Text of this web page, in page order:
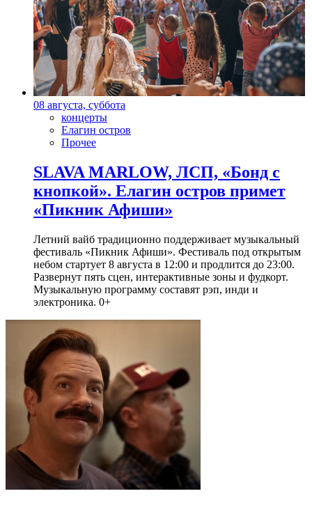
08 августа, суббота
концерты
Елагин остров
Прочее
SLAVA MARLOW, ЛСП, «Бонд с
кнопкой». Елагин остров примет
«Пикник Афиши»
Летний вайб традиционно поддерживает музыкальный
фестиваль «Пикник Афиши». Фестиваль под открытым
небом стартует 8 августа в 12:00 и продлится до 23:00.
Развернут пять сцен, интерактивные зоны и фудкорт.
Музыкальную программу составят рэп, инди и
электроника. 0+